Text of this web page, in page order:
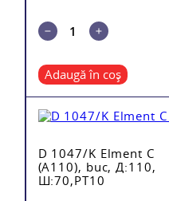
Adaugă în coș
D 1047/K Elment C
(A110), buc, Д:110,
Ш:70,PT10